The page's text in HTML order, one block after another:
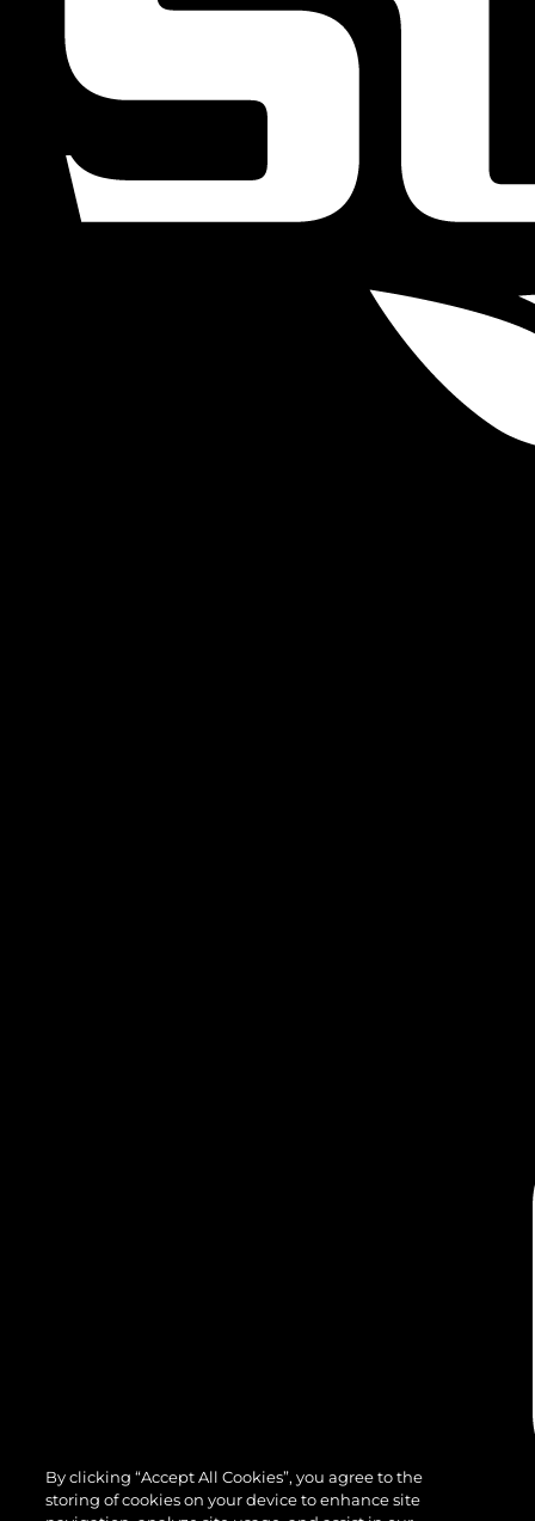
By clicking “Accept All Cookies”, you agree to the
storing of cookies on your device to enhance site